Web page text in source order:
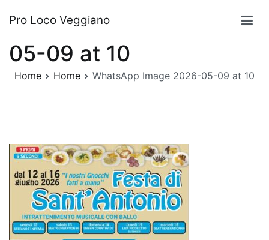
Pro Loco Veggiano
WhatsApp Image 2026-
05-09 at 10
Home Home WhatsApp Image 2026-05-09 at 10